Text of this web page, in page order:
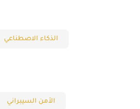
الذكاء الاصطناعي
الأمن السيبراني